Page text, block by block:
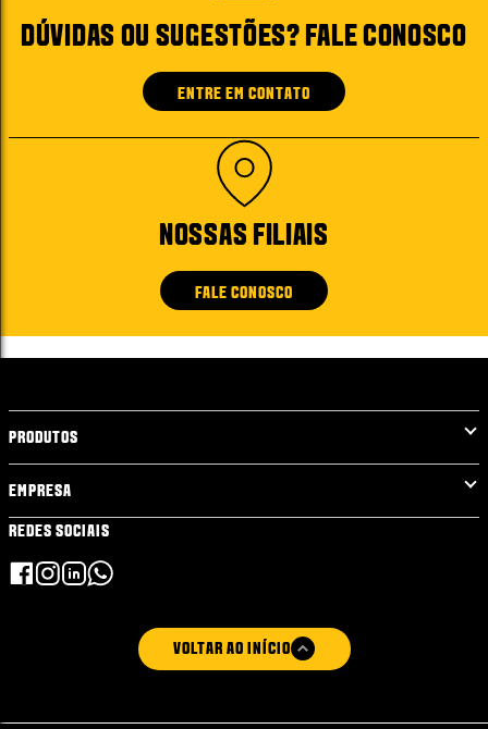
DÚVIDAS OU SUGESTÕES? FALE CONOSCO
ENTRE EM CONTATO
NOSSAS FILIAIS
FALE CONOSCO
PRODUTOS
EMPRESA
REDES SOCIAIS
VOLTAR AO INÍCIO